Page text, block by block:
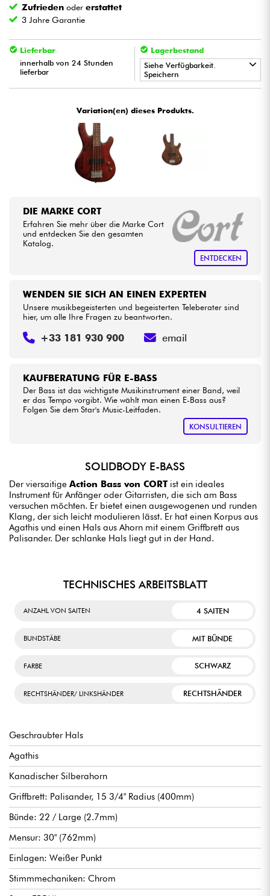
Blasinstrumente
Violinen & Quartett
Kabel & Zubehöre
Sehen Sie sich unsere Marken an
Zufrieden odererstattet
3 Jahre Garantie
Lieferbar
innerhalb von 24 Stunden
lieferbar
Lagerbestand
Siehe Verfügbarkeit.
Speichern
Variation(en) dieses Produkts.
DIE MARKE CORT
Erfahren Sie mehr über die Marke Cort
und entdecken Sie den gesamten
Katalog.
ENTDECKEN
KAUFBERATUNG FÜR E-BASS
Der Bass ist das wichtigste Musikinstrument einer Band, weil
er das Tempo vorgibt. Wie wählt man einen E-Bass aus?
Folgen Sie dem Star's Music-Leitfaden.
KONSULTIEREN
WENDEN SIE SICH AN EINEN EXPERTEN
Unsere musikbegeisterten und begeisterten Teleberater sind
hier, um alle Ihre Fragen zu beantworten.
+33 181 930 900 email
SOLIDBODY E-BASS
Der viersaitige Action Bass von CORT ist ein ideales
Instrument für Anfänger oder Gitarristen, die sich am Bass
versuchen möchten. Er bietet einen ausgewogenen und runden
Klang, der sich leicht modulieren lässt. Er hat einen Korpus aus
Agathis und einen Hals aus Ahorn mit einem Griffbrett aus
Palisander. Der schlanke Hals liegt gut in der Hand.
TECHNISCHES ARBEITSBLATT
ANZAHL VON SAITEN 4 SAITEN
BUNDSTÄBE MIT BÜNDE
FARBE SCHWARZ
RECHTSHÄNDER/ LINKSHÄNDER RECHTSHÄNDER
Geschraubter Hals
Agathis
Kanadischer Silberahorn
Griffbrett: Palisander, 15 3/4" Radius (400mm)
Bünde: 22 / Large (2.7mm)
Mensur: 30" (762mm)
Einlagen: Weißer Punkt
Stimmmechaniken: Chrom